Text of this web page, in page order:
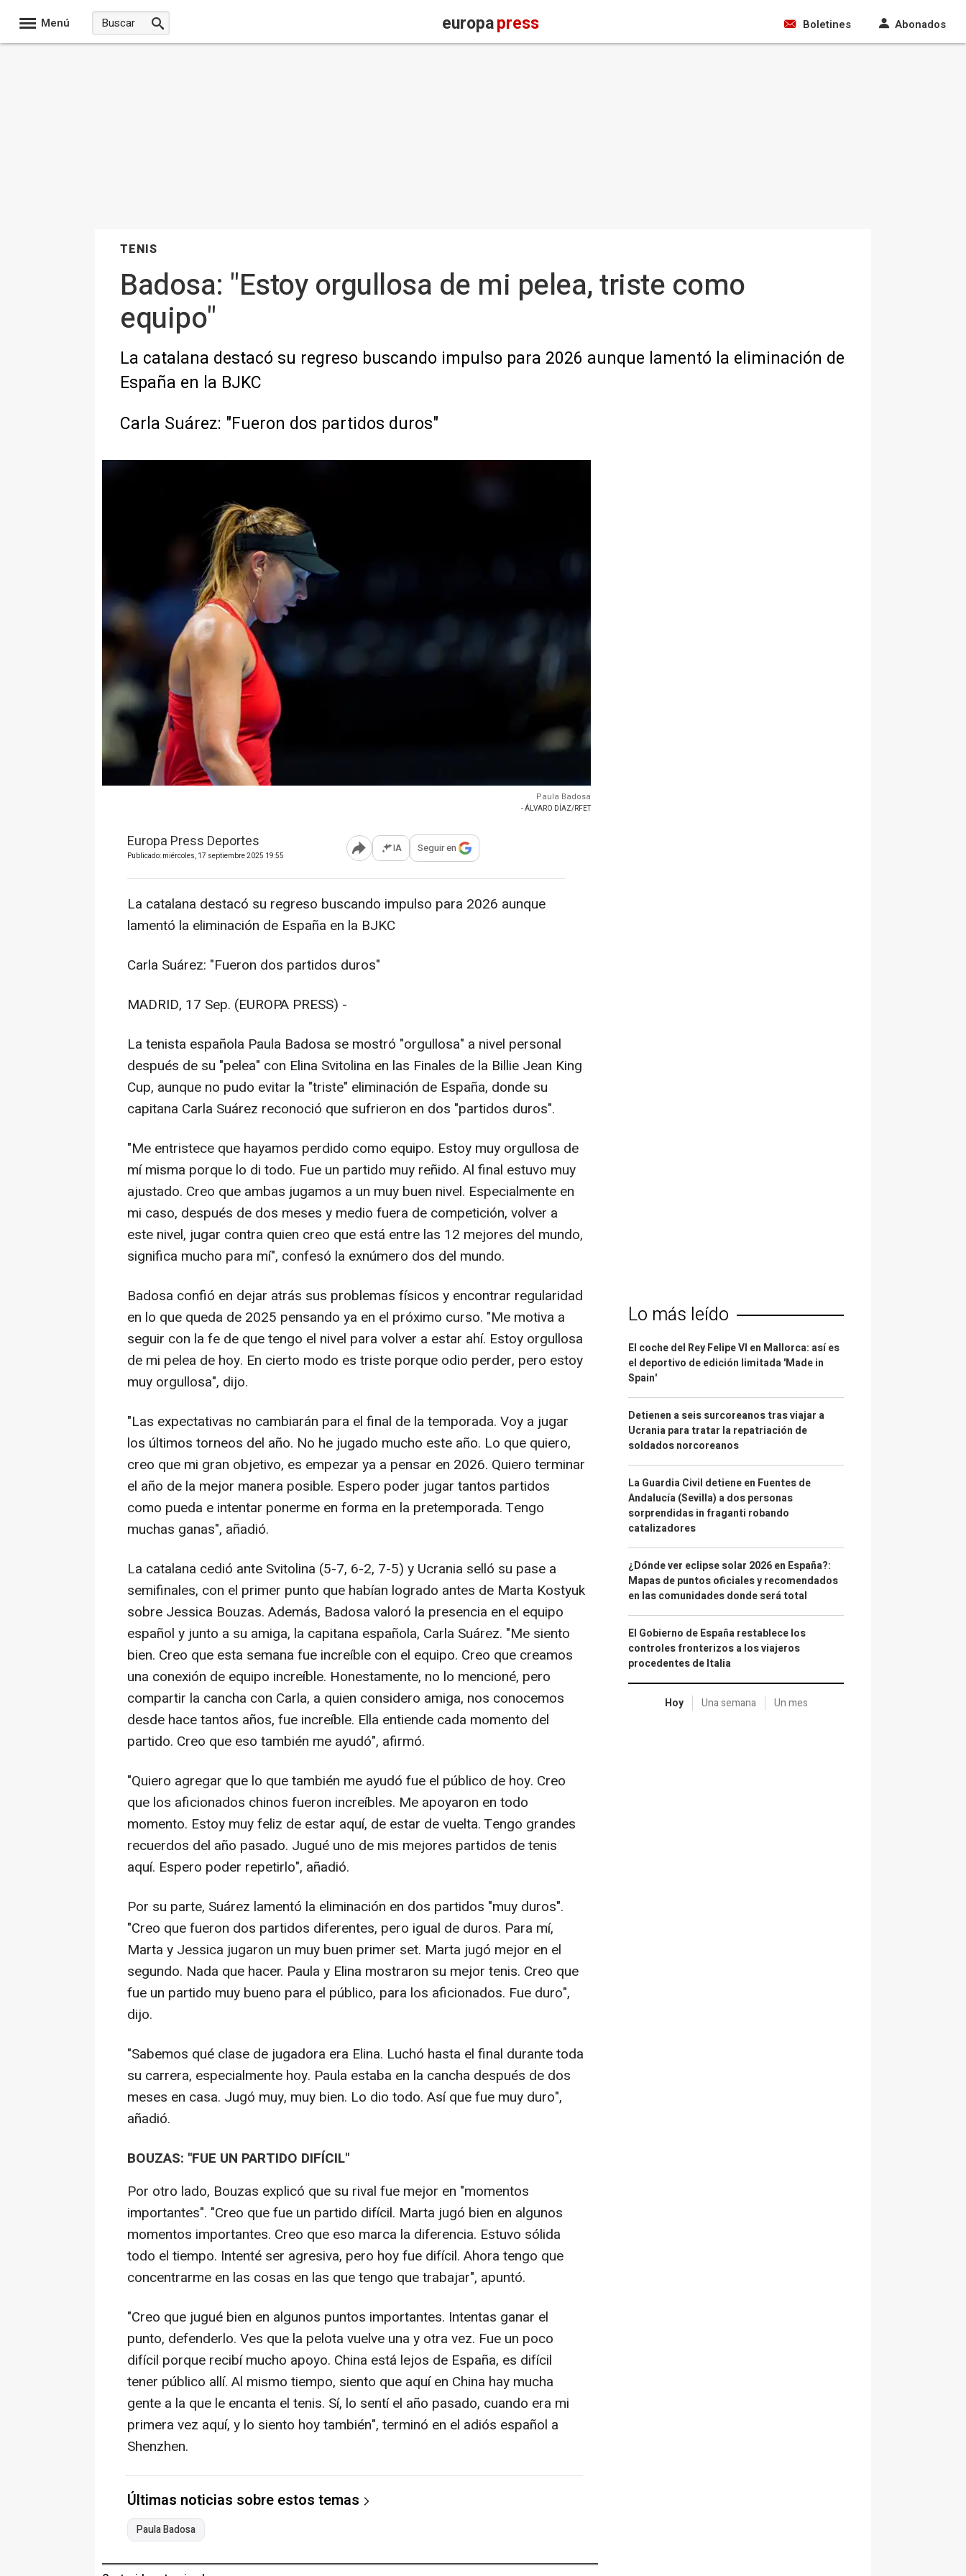
Menú europapress Boletines Abonados
TENIS
Badosa: "Estoy orgullosa de mi pelea, triste como
equipo"
La catalana destacó su regreso buscando impulso para 2026 aunque lamentó la eliminación de
España en la BJKC
Carla Suárez: "Fueron dos partidos duros"
Paula Badosa
- ÁLVARO DÍAZ/RFET
Europa Press Deportes
Publicado: miércoles, 17 septiembre 2025 19:55 Abrir opciones para compartir
IA Seguir en
La catalana destacó su regreso buscando impulso para 2026 aunque
lamentó la eliminación de España en la BJKC
Carla Suárez: "Fueron dos partidos duros"
MADRID, 17 Sep. (EUROPA PRESS) -
La tenista española Paula Badosa se mostró "orgullosa" a nivel personal
después de su "pelea" con Elina Svitolina en las Finales de la Billie Jean King
Cup, aunque no pudo evitar la "triste" eliminación de España, donde su
capitana Carla Suárez reconoció que sufrieron en dos "partidos duros".
"Me entristece que hayamos perdido como equipo. Estoy muy orgullosa de
mí misma porque lo di todo. Fue un partido muy reñido. Al final estuvo muy
ajustado. Creo que ambas jugamos a un muy buen nivel. Especialmente en
mi caso, después de dos meses y medio fuera de competición, volver a
este nivel, jugar contra quien creo que está entre las 12 mejores del mundo,
significa mucho para mí", confesó la exnúmero dos del mundo.
Badosa confió en dejar atrás sus problemas físicos y encontrar regularidad
en lo que queda de 2025 pensando ya en el próximo curso. "Me motiva a
seguir con la fe de que tengo el nivel para volver a estar ahí. Estoy orgullosa
de mi pelea de hoy. En cierto modo es triste porque odio perder, pero estoy
muy orgullosa", dijo.
"Las expectativas no cambiarán para el final de la temporada. Voy a jugar
los últimos torneos del año. No he jugado mucho este año. Lo que quiero,
creo que mi gran objetivo, es empezar ya a pensar en 2026. Quiero terminar
el año de la mejor manera posible. Espero poder jugar tantos partidos
como pueda e intentar ponerme en forma en la pretemporada. Tengo
muchas ganas", añadió.
La catalana cedió ante Svitolina (5-7, 6-2, 7-5) y Ucrania selló su pase a
semifinales, con el primer punto que habían logrado antes de Marta Kostyuk
sobre Jessica Bouzas. Además, Badosa valoró la presencia en el equipo
español y junto a su amiga, la capitana española, Carla Suárez. "Me siento
bien. Creo que esta semana fue increíble con el equipo. Creo que creamos
una conexión de equipo increíble. Honestamente, no lo mencioné, pero
compartir la cancha con Carla, a quien considero amiga, nos conocemos
desde hace tantos años, fue increíble. Ella entiende cada momento del
partido. Creo que eso también me ayudó", afirmó.
"Quiero agregar que lo que también me ayudó fue el público de hoy. Creo
que los aficionados chinos fueron increíbles. Me apoyaron en todo
momento. Estoy muy feliz de estar aquí, de estar de vuelta. Tengo grandes
recuerdos del año pasado. Jugué uno de mis mejores partidos de tenis
aquí. Espero poder repetirlo", añadió.
Por su parte, Suárez lamentó la eliminación en dos partidos "muy duros".
"Creo que fueron dos partidos diferentes, pero igual de duros. Para mí,
Marta y Jessica jugaron un muy buen primer set. Marta jugó mejor en el
segundo. Nada que hacer. Paula y Elina mostraron su mejor tenis. Creo que
fue un partido muy bueno para el público, para los aficionados. Fue duro",
dijo.
"Sabemos qué clase de jugadora era Elina. Luchó hasta el final durante toda
su carrera, especialmente hoy. Paula estaba en la cancha después de dos
meses en casa. Jugó muy, muy bien. Lo dio todo. Así que fue muy duro",
añadió.
BOUZAS: "FUE UN PARTIDO DIFÍCIL"
Por otro lado, Bouzas explicó que su rival fue mejor en "momentos
importantes". "Creo que fue un partido difícil. Marta jugó bien en algunos
momentos importantes. Creo que eso marca la diferencia. Estuvo sólida
todo el tiempo. Intenté ser agresiva, pero hoy fue difícil. Ahora tengo que
concentrarme en las cosas en las que tengo que trabajar", apuntó.
"Creo que jugué bien en algunos puntos importantes. Intentas ganar el
punto, defenderlo. Ves que la pelota vuelve una y otra vez. Fue un poco
difícil porque recibí mucho apoyo. China está lejos de España, es difícil
tener público allí. Al mismo tiempo, siento que aquí en China hay mucha
gente a la que le encanta el tenis. Sí, lo sentí el año pasado, cuando era mi
primera vez aquí, y lo siento hoy también", terminó en el adiós español a
Shenzhen.
Últimas noticias sobre estos temas
Paula Badosa
Lo más leído
El coche del Rey Felipe VI en Mallorca: así es
el deportivo de edición limitada 'Made in
Spain'
Detienen a seis surcoreanos tras viajar a
Ucrania para tratar la repatriación de
soldados norcoreanos
La Guardia Civil detiene en Fuentes de
Andalucía (Sevilla) a dos personas
sorprendidas in fraganti robando
catalizadores
¿Dónde ver eclipse solar 2026 en España?:
Mapas de puntos oficiales y recomendados
en las comunidades donde será total
El Gobierno de España restablece los
controles fronterizos a los viajeros
procedentes de Italia
Hoy Una semana Un mes